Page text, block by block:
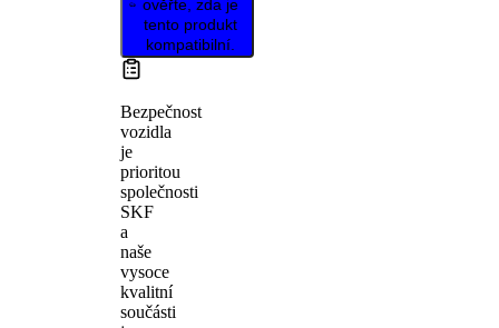
ověřte, zda je
tento produkt
kompatibilní.
Bezpečnost
vozidla
je
prioritou
společnosti
SKF
a
naše
vysoce
kvalitní
součásti